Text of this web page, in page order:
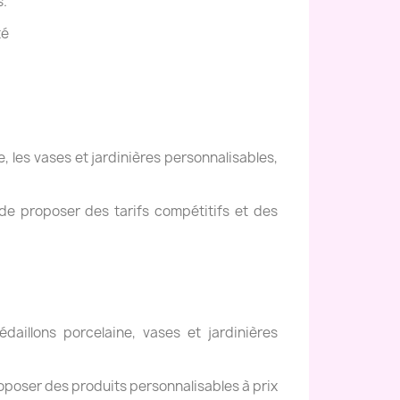
les vases et jardinières personnalisables,
proposer des tarifs compétitifs et des
porcelaine, vases et jardinières
des produits personnalisables à prix